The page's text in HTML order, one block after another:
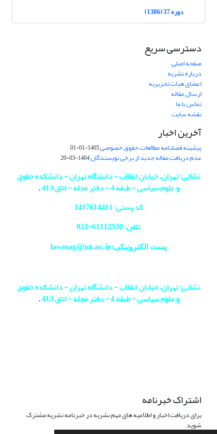
دوره 37 (1386)
دسترسی سریع
صفحه اصلی
درباره نشریه
اعضای هیات تحریریه
ارسال مقاله
تماس با ما
نقشه سایت
آخرین اخبار
پیشینه فصلنامه مطالعات حقوق خصوصی1405-01-01
عدم دریافت مقاله جدید از برخی نویسندگان1404-03-20
نشانی: تهران، خیابان انقلاب - دانشگاه تهران - دانشکده حقوق
و علوم سیاسی - طبقه 4 - دفتر مجله - اتاق 413
.
کد پستی: 1417614411
تلفن: 61112530-
021
پست الکترونیکی:lawmag@ut.ac.ir
نشانی: تهران، خیابان انقلاب - دانشگاه تهران - دانشکده حقوق
و علوم سیاسی - طبقه 4 - دفتر مجله - اتاق 413
.
اشتراک خبرنامه
برای دریافت اخبار و اطلاعیه های مهم نشریه در خبرنامه نشریه مشترک
شوید.